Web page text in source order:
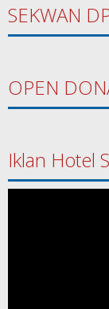
SEKWAN
OPEN
Iklan Hotel